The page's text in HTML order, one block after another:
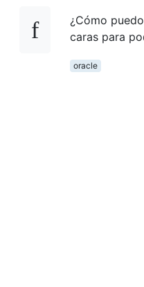
¿Cómo
caras para
oracle